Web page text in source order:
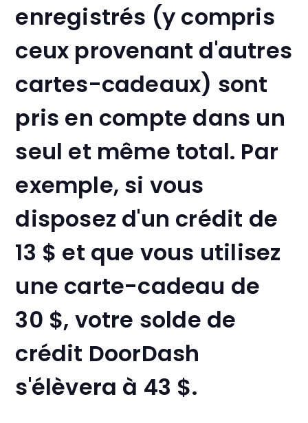
enregistrés (y compris
ceux provenant d'autres
cartes-cadeaux) sont
pris en compte dans un
seul et même total. Par
exemple, si vous
disposez d'un crédit de
13 $ et que vous utilisez
une carte-cadeau de
30 $, votre solde de
crédit DoorDash
s'élèvera à 43 $.